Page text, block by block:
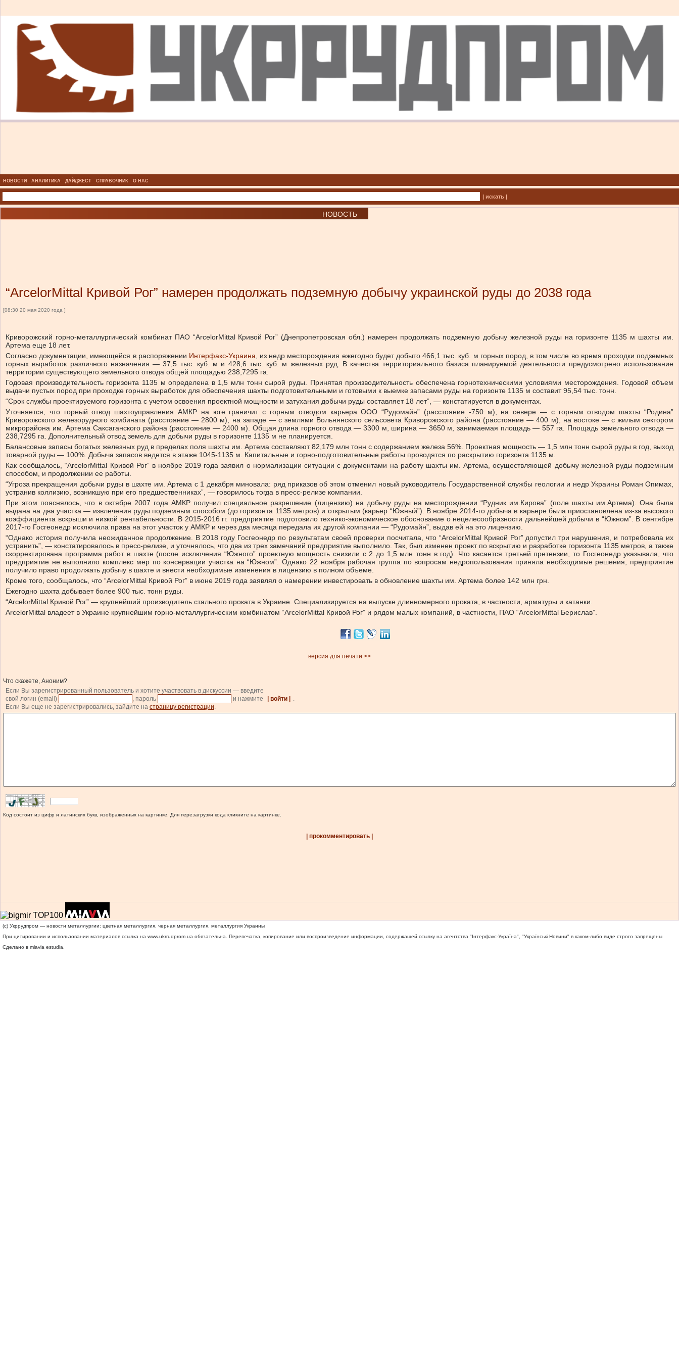
НОВОСТИ АНАЛИТИКА ДАЙДЖЕСТ СПРАВОЧНИК О НАС
| искать |
НОВОСТЬ
“ArcelorMittal Кривой Рог” намерен продолжать подземную добычу украинской руды до 2038 года
[08:30 20 мая 2020 года ]
Криворожский горно-металлургический комбинат ПАО “ArcelorMittal Кривой Рог” (Днепропетровская обл.) намерен продолжать подземную добычу железной руды на горизонте 1135 м шахты им.
Артема еще 18 лет.
Согласно документации, имеющейся в распоряжении Интерфакс-Украина , из недр месторождения ежегодно будет добыто 466,1 тыс. куб. м горных пород, в том числе во время проходки подземных
горных выработок различного назначения — 37,5 тыс. куб. м и 428,6 тыс. куб. м железных руд. В качества территориального базиса планируемой деятельности предусмотрено использование
территории существующего земельного отвода общей площадью 238,7295 га.
Годовая производительность горизонта 1135 м определена в 1,5 млн тонн сырой руды. Принятая производительность обеспечена горнотехническими условиями месторождения. Годовой объем
выдачи пустых пород при проходке горных выработок для обеспечения шахты подготовительными и готовыми к выемке запасами руды на горизонте 1135 м составит 95,54 тыс. тонн.
“Срок службы проектируемого горизонта с учетом освоения проектной мощности и затухания добычи руды составляет 18 лет”, — констатируется в документах.
Уточняется, что горный отвод шахтоуправления АМКР на юге граничит с горным отводом карьера ООО “Рудомайн” (расстояние -750 м), на севере — с горным отводом шахты “Родина”
Криворожского железорудного комбината (расстояние — 2800 м), на западе — с землями Вольнянского сельсовета Криворожского района (расстояние — 400 м), на востоке — с жилым сектором
микрорайона им. Артема Саксаганского района (расстояние — 2400 м). Общая длина горного отвода — 3300 м, ширина — 3650 м, занимаемая площадь — 557 га. Площадь земельного отвода —
238,7295 га. Дополнительный отвод земель для добычи руды в горизонте 1135 м не планируется.
Балансовые запасы богатых железных руд в пределах поля шахты им. Артема составляют 82,179 млн тонн с содержанием железа 56%. Проектная мощность — 1,5 млн тонн сырой руды в год, выход
товарной руды — 100%. Добыча запасов ведется в этаже 1045-1135 м. Капитальные и горно-подготовительные работы проводятся по раскрытию горизонта 1135 м.
Как сообщалось, “ArcelorMittal Кривой Рог” в ноябре 2019 года заявил о нормализации ситуации с документами на работу шахты им. Артема, осуществляющей добычу железной руды подземным
способом, и продолжении ее работы.
“Угроза прекращения добычи руды в шахте им. Артема с 1 декабря миновала: ряд приказов об этом отменил новый руководитель Государственной службы геологии и недр Украины Роман Опимах,
устранив коллизию, возникшую при его предшественниках”, — говорилось тогда в пресс-релизе компании.
При этом пояснялось, что в октябре 2007 года АМКР получил специальное разрешение (лицензию) на добычу руды на месторождении “Рудник им.Кирова” (поле шахты им.Артема). Она была
выдана на два участка — извлечения руды подземным способом (до горизонта 1135 метров) и открытым (карьер “Южный”). В ноябре 2014-го добыча в карьере была приостановлена из-за высокого
коэффициента вскрыши и низкой рентабельности. В 2015-2016 гг. предприятие подготовило технико-экономическое обоснование о нецелесообразности дальнейшей добычи в “Южном”. В сентябре
2017-го Госгеонедр исключила права на этот участок у АМКР и через два месяца передала их другой компании — “Рудомайн”, выдав ей на это лицензию.
“Однако история получила неожиданное продолжение. В 2018 году Госгеонедр по результатам своей проверки посчитала, что “ArcelorMittal Кривой Рог” допустил три нарушения, и потребовала их
устранить”, — констатировалось в пресс-релизе, и уточнялось, что два из трех замечаний предприятие выполнило. Так, был изменен проект по вскрытию и разработке горизонта 1135 метров, а также
скорректирована программа работ в шахте (после исключения “Южного” проектную мощность снизили с 2 до 1,5 млн тонн в год). Что касается третьей претензии, то Госгеонедр указывала, что
предприятие не выполнило комплекс мер по консервации участка на “Южном”. Однако 22 ноября рабочая группа по вопросам недропользования приняла необходимые решения, предприятие
получило право продолжать добычу в шахте и внести необходимые изменения в лицензию в полном объеме.
Кроме того, сообщалось, что “ArcelorMittal Кривой Рог” в июне 2019 года заявлял о намерении инвестировать в обновление шахты им. Артема более 142 млн грн.
Ежегодно шахта добывает более 900 тыс. тонн руды.
“ArcelorMittal Кривой Рог” — крупнейший производитель стального проката в Украине. Специализируется на выпуске длинномерного проката, в частности, арматуры и катанки.
ArcelorMittal владеет в Украине крупнейшим горно-металлургическим комбинатом “ArcelorMittal Кривой Рог” и рядом малых компаний, в частности, ПАО “ArcelorMittal Берислав”.
версия для печати >>
Что скажете, Аноним?
Если Вы зарегистрированный пользователь и хотите участвовать в дискуссии — введите
свой логин (email)
, пароль и нажмите | войти |
.
Если Вы еще не зарегистрировались, зайдите на страницу регистрации.
Код состоит из цифр и латинских букв, изображенных на картинке. Для перезагрузки кода кликните на картинке.
| прокомментировать |
(c) Укррудпром — новости металлургии: цветная металлургия, черная металлургия, металлургия Украины
При цитировании и использовании материалов ссылка на www.ukrrudprom.ua обязательна. Перепечатка, копирование или воспроизведение информации, содержащей ссылку на агентства "Iнтерфакс-Україна", "Українськi Новини" в каком-либо виде строго запрещены
Сделано в miavia estudia.